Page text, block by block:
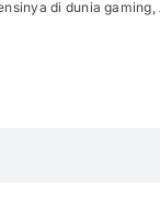
di dunia gaming,